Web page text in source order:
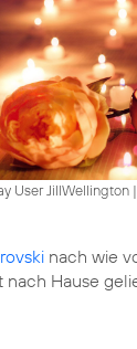
User JillWellington|
nach wie
nach Hause